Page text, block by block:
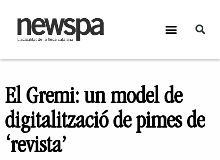
El Gremi: un model de
digitalització de pimes de
‘revista’